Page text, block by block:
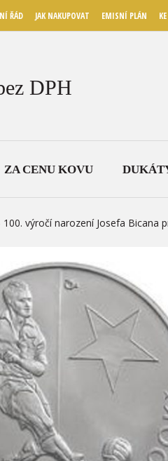
ŘÁD JAK NAKUPOVAT EMISNÍ PLÁN
DPH
ZA CENU KOVU
výročí narození Josefa Bicana